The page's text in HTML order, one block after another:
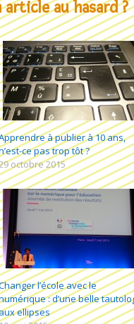
article au hasard ?
à publier à 10 ans,
ce pas trop tôt ?
octobre 2015
l’école avec le
: d’une belle
ellipses